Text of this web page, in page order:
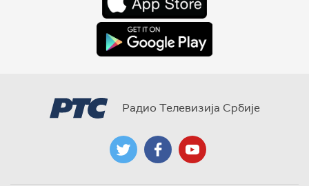
Радио Телевизија Србије